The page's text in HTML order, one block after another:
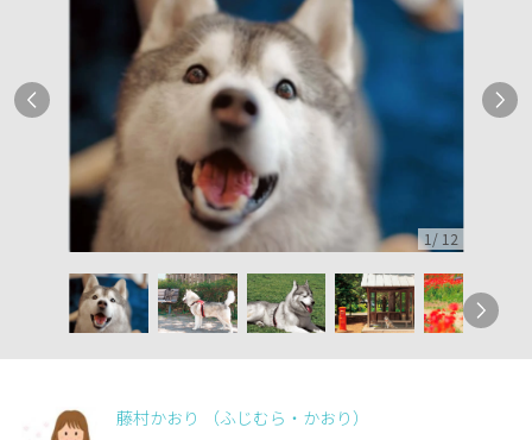
1 / 12
藤村かおり （ふじむら・かおり）